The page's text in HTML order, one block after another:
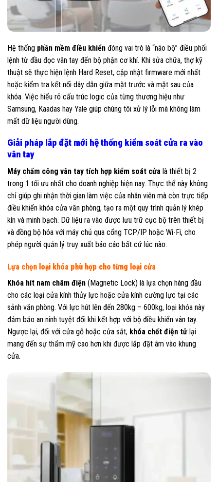
Hệ thống phần mềm điều khiển đóng vai trò là “não bộ” điều phối
lệnh từ đầu đọc vân tay đến bộ phận cơ khí. Khi sửa chữa, thợ kỹ
thuật sẽ thực hiện lệnh Hard Reset, cập nhật firmware mới nhất
hoặc kiểm tra kết nối dây dẫn giữa mặt trước và mặt sau của
khóa. Việc hiểu rõ cấu trúc logic của từng thương hiệu như
Samsung, Kaadas hay Yale giúp chúng tôi xử lý lỗi mà không làm
mất dữ liệu người dùng.
Giải pháp lắp đặt mới hệ thống kiểm soát cửa ra vào
vân tay
Máy chấm công vân tay tích hợp kiểm soát cửa là thiết bị 2
trong 1 tối ưu nhất cho doanh nghiệp hiện nay. Thực thể này không
chỉ giúp ghi nhận thời gian làm việc của nhân viên mà còn trực tiếp
điều khiển khóa cửa văn phòng, tạo ra một quy trình quản lý khép
kín và minh bạch. Dữ liệu ra vào được lưu trữ cục bộ trên thiết bị
và đồng bộ hóa với máy chủ qua cổng TCP/IP hoặc Wi-Fi, cho
phép người quản lý truy xuất báo cáo bất cứ lúc nào.
Lựa chọn loại khóa phù hợp cho từng loại cửa
Khóa hít nam châm điện (Magnetic Lock) là lựa chọn hàng đầu
cho các loại cửa kính thủy lực hoặc cửa kính cường lực tại các
sảnh văn phòng. Với lực hút lên đến 280kg – 600kg, loại khóa này
đảm bảo an ninh tuyệt đối khi kết hợp với bộ điều khiển vân tay.
Ngược lại, đối với cửa gỗ hoặc cửa sắt, khóa chốt điện tử lại
mang đến sự thẩm mỹ cao hơn khi được lắp đặt âm vào khung
cửa.